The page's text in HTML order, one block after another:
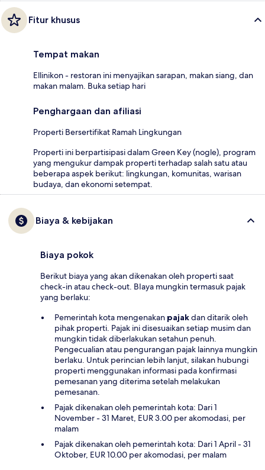
Fitur khusus
Tempat makan
Ellinikon - restoran ini menyajikan sarapan, makan siang, dan
makan malam. Buka setiap hari
Penghargaan dan afiliasi
Properti Bersertifikat Ramah Lingkungan
Properti ini berpartisipasi dalam Green Key (nogle), program
yang mengukur dampak properti terhadap salah satu atau
beberapa aspek berikut: lingkungan, komunitas, warisan
budaya, dan ekonomi setempat.
Biaya & kebijakan
Biaya pokok
Berikut biaya yang akan dikenakan oleh properti saat
check-in atau check-out. BIaya mungkin termasuk pajak
yang berlaku:
Pemerintah kota mengenakan pajakdan ditarik oleh
pihak properti. Pajak ini disesuaikan setiap musim dan
mungkin tidak diberlakukan setahun penuh.
Pengecualian atau pengurangan pajak lainnya mungkin
berlaku. Untuk perincian lebih lanjut, silakan hubungi
properti menggunakan informasi pada konfirmasi
pemesanan yang diterima setelah melakukan
pemesanan.
Pajak dikenakan oleh pemerintah kota: Dari 1
November - 31 Maret, EUR 3.00 per akomodasi, per
malam
Pajak dikenakan oleh pemerintah kota: Dari 1 April - 31
Oktober, EUR 10.00 per akomodasi, per malam